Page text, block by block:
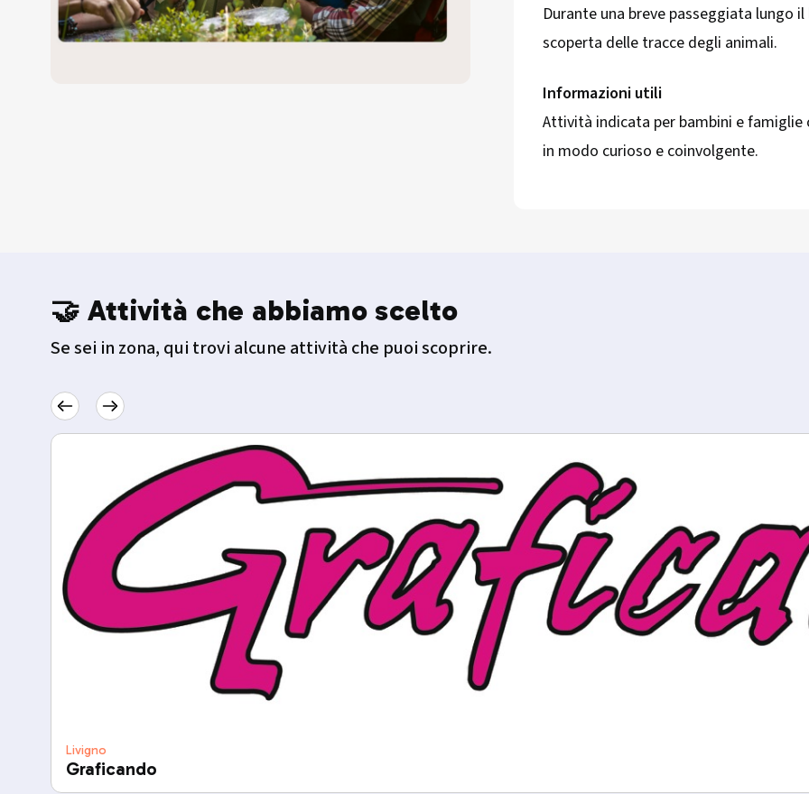
Durante una breve passeggiata lungo
scoperta delle tracce degli animali.
Informazioni utili
Attività indicata per bambini e famiglie
in modo curioso e coinvolgente.
🤝 Attività che abbiamo scelto
Se sei in zona, qui trovi alcune attività che puoi scoprire.
Livigno
Graficando